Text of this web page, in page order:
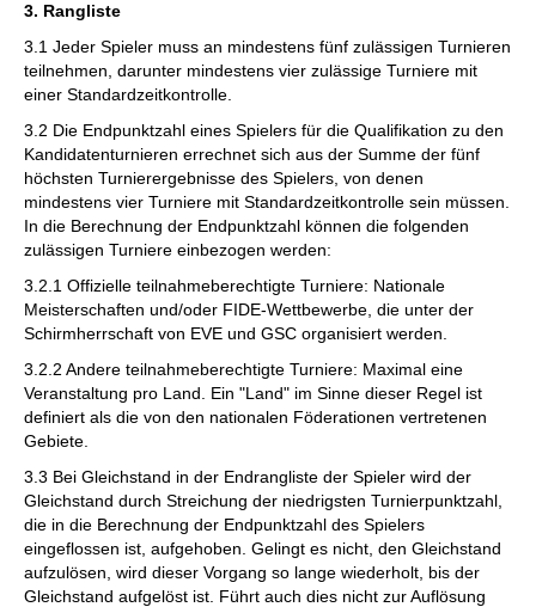
3. Rangliste
3.1 Jeder Spieler muss an mindestens fünf zulässigen Turnieren
teilnehmen, darunter mindestens vier zulässige Turniere mit
einer Standardzeitkontrolle.
3.2 Die Endpunktzahl eines Spielers für die Qualifikation zu den
Kandidatenturnieren errechnet sich aus der Summe der fünf
höchsten Turnierergebnisse des Spielers, von denen
mindestens vier Turniere mit Standardzeitkontrolle sein müssen.
In die Berechnung der Endpunktzahl können die folgenden
zulässigen Turniere einbezogen werden:
3.2.1 Offizielle teilnahmeberechtigte Turniere: Nationale
Meisterschaften und/oder FIDE-Wettbewerbe, die unter der
Schirmherrschaft von EVE und GSC organisiert werden.
3.2.2 Andere teilnahmeberechtigte Turniere: Maximal eine
Veranstaltung pro Land. Ein "Land" im Sinne dieser Regel ist
definiert als die von den nationalen Föderationen vertretenen
Gebiete.
3.3 Bei Gleichstand in der Endrangliste der Spieler wird der
Gleichstand durch Streichung der niedrigsten Turnierpunktzahl,
die in die Berechnung der Endpunktzahl des Spielers
eingeflossen ist, aufgehoben. Gelingt es nicht, den Gleichstand
aufzulösen, wird dieser Vorgang so lange wiederholt, bis der
Gleichstand aufgelöst ist. Führt auch dies nicht zur Auflösung